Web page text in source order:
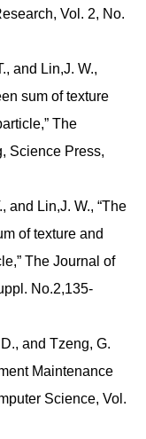
Vol. 2, No.
and Lin,J. W.,
sum of texture
The
Science Press,
and Lin,J. W., “The
of texture and
The Journal of
No.2,135-
and Tzeng, G.
Maintenance
Science, Vol.